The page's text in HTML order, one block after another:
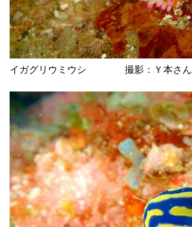
イガグリウミウシ 撮影：Ｙ本さん